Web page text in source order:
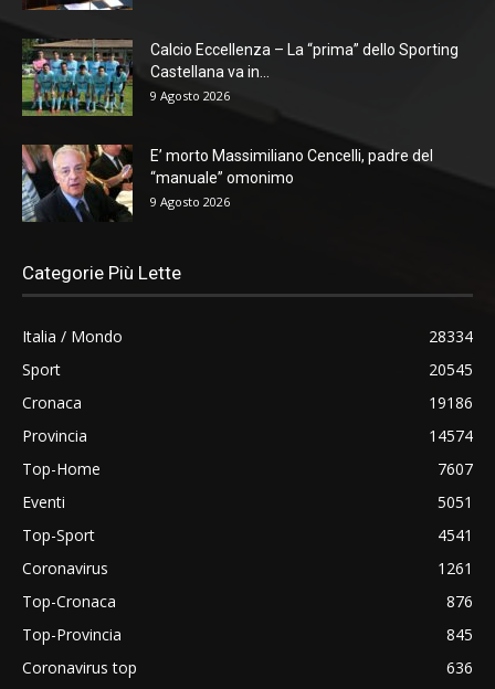
Calcio Eccellenza – La “prima” dello Sporting
Castellana va in...
9 Agosto 2026
E’ morto Massimiliano Cencelli, padre del
“manuale” omonimo
9 Agosto 2026
Categorie Più Lette
Italia / Mondo
28334
Sport
20545
Cronaca
19186
Provincia
14574
Top-Home
7607
Eventi
5051
Top-Sport
4541
Coronavirus
1261
Top-Cronaca
876
Top-Provincia
845
Coronavirus top
636